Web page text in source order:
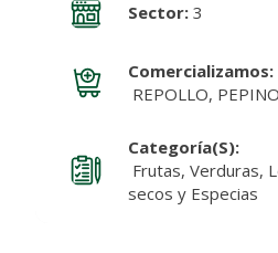
Sector:3
Comercializamos:
REPOLLO,
Categoría(s):
Frutas, Verduras,
secos y Especias